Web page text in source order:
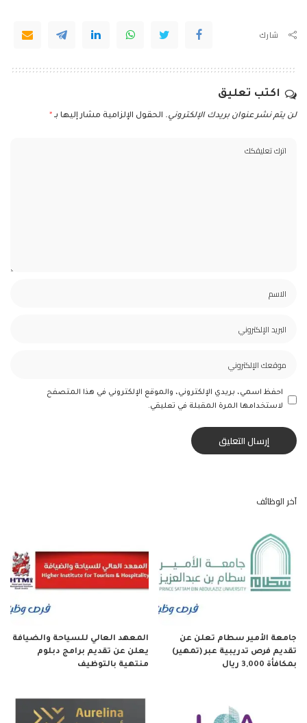
شارك
اكتب تعليق
لن يتم نشر عنوان بريدك الإلكتروني. الحقول الإلزامية مشار إليها بـ *
احفظ اسمي، بريدي الإلكتروني، والموقع الإلكتروني في هذا المتصفح
لاستخدامها المرة المقبلة في تعليقي.
آخر الوظائف
جامعة الأمير سطام تعلن عن
تقديم فرص تدريبية عبر (تمهير)
بمكافأة 3,000 ريال
المعهد العالي للسياحة والضيافة
يعلن عن تقديم برامج دبلوم
منتهية بالتوظيف